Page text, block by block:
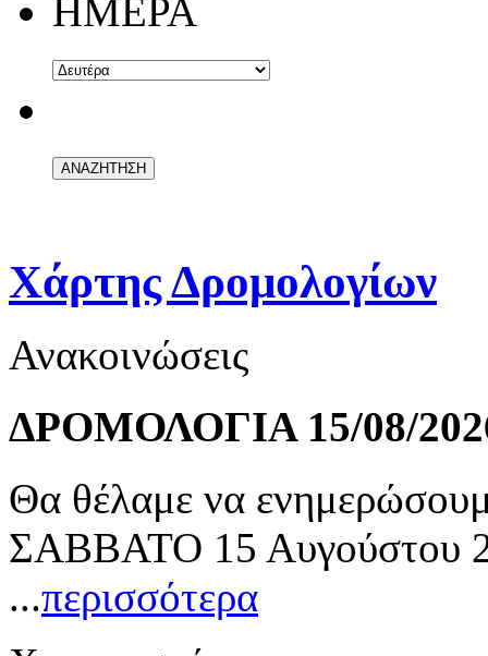
ΗΜΕΡΑ
Χάρτης Δρομολογίων
Ανακοινώσεις
ΔΡΟΜΟΛΟΓΙΑ 15/08/
Θα θέλαμε να
ΣΑΒΒΑΤΟ 15 Αυγούστου
...περισσότερα